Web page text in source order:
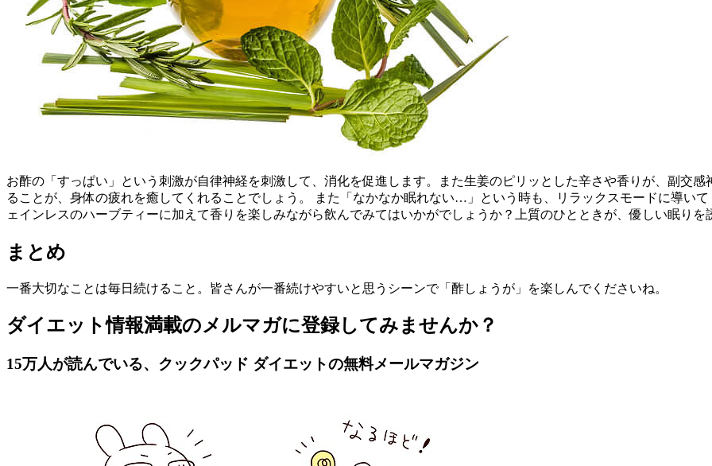
お酢の「すっぱい」という刺激が自律神経を刺激して、消化を促進します。また生姜のピリッとした辛さや香りが、副交
ることが、身体の疲れを癒してくれることでしょう。 また「なかなか眠れない…」という時も、リラックスモードに導い
ェインレスのハーブティーに加えて香りを楽しみながら飲んでみてはいかがでしょうか？上質のひとときが、優しい眠りを
まとめ
一番大切なことは毎日続けること。皆さんが一番続けやすいと思うシーンで「酢しょうが」を楽しんでくださいね。
ダイエット情報満載のメルマガに登録してみませんか？
15万人が読んでいる、クックパッド ダイエットの無料メールマガジン